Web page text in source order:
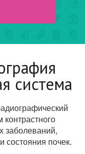
система
заболеваний,
состояния почек.